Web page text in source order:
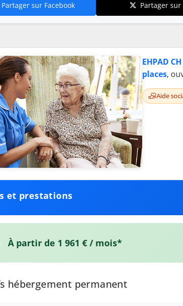
Partager sur Facebook Partager sur
EHPAD
places,
Aide
et prestations
À partir de 1 961 € / mois*
hébergement permanent